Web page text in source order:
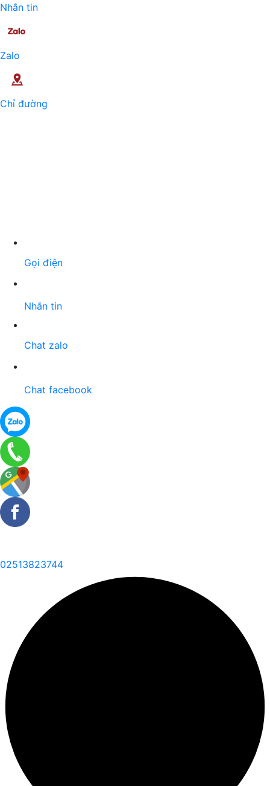
Nhắn tin
Zalo
Chỉ đường
Gọi điện
Nhắn tin
Chat zalo
Chat facebook
02513823744